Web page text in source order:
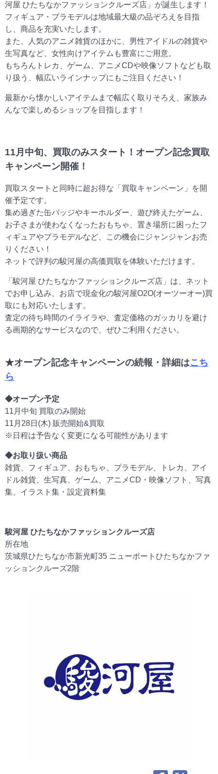
河屋 ひたちなかファッションクルーズ店」が誕生します！
フィギュア・プラモデルは地域最大級の品ぞろえを目指
し、商品を充実いたします。
また、人気のアニメ雑貨のほかに、男性アイドルの雑貨や
生写真など、女性向けアイテムも豊富にご用意。
もちろんトレカ、ゲーム、アニメCDや映像ソフトなども取
り扱う、幅広いラインナップにもご注目ください！
最新から懐かしいアイテムまで幅広く取りそろえ、家族み
んなで楽しめるショップを目指します！
11月中旬、買取のみスタート！オープン記念買取
キャンペーン開催！
買取スタートと同時に超お得な「買取キャンペーン」を開
催予定です。
集め過ぎた缶バッジやキーホルダー、遊び終えたゲーム、
お子さまが使わなくなったおもちゃ、置き場所に困ったフ
ィギュアやプラモデルなど、この機会にジャンジャンお売
りください！
ネットで評判の駿河屋の高価買取を体験いただけます。
「駿河屋 ひたちなかファッションクルーズ店」は、ネット
でお申し込み、お店で現金化の駿河屋O2O(オーツーオー)買
取にも対応いたします。
査定の待ち時間のイライラや、査定価格のガッカリを避け
る画期的なサービスなので、ぜひご利用ください。
★オープン記念キャンペーンの続報・詳細はこち
ら
◆オープン予定
11月中旬 買取のみ開始
11月28日(木) 販売開始&買取
※日程は予告なく変更になる可能性があります
◆お取り扱い商品
雑貨、フィギュア、おもちゃ、プラモデル、トレカ、アイ
ドル雑貨、生写真、ゲーム、アニメCD・映像ソフト、写真
集、イラスト集・設定資料集
駿河屋 ひたちなかファッションクルーズ店
所在地
茨城県ひたちなか市新光町35 ニューポートひたちなかファ
ッションクルーズ2階